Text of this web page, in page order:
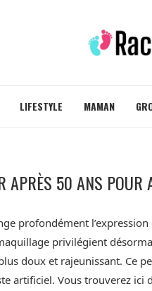
LIFESTYLE MAMAN
APRÈS 50 ANS POUR
profondément
privilégient
doux et rajeunissant. Ce
artificiel. Vous trouverez ici